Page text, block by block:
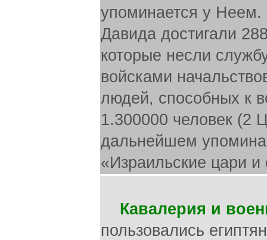
упоминается у
Давида достигали
которые несли
войсками
людей, способных к
1.300000 человек (2
дальнейшем
«Израильские цари и
Кавалерия и
пользовались